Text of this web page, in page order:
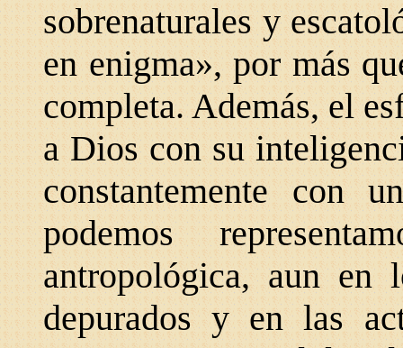
sobrenaturales y
en enigma», por más
completa. Además, el
a Dios con su
constantemente con
podemos
antropológica, aun en
depurados y en las